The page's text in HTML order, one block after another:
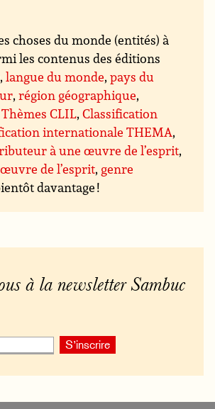
choses du monde (entités) à
les contenus des éditions
,langue du monde,pays du
,région géographique,
CLIL,Classification
internationale THEMA,
à une œuvre de l’esprit,
de l’esprit, genre
davantage !
à la newsletter Sambuc